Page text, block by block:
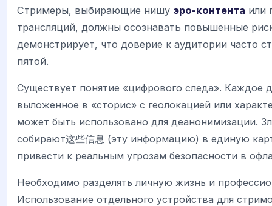
Стримеры, выбирающие нишу эро-контента или
трансляций, должны осознавать повышенные
демонстрирует, что доверие к аудитории часто
пятой.
Существует понятие «цифрового следа». Каждое
выложенное в «сторис» с геолокацией или
может быть использовано для деанонимизации.
собирают这些信息 (эту информацию) в единую
привести к реальным угрозам безопасности в
Необходимо разделять личную жизнь и
Использование отдельного устройства для